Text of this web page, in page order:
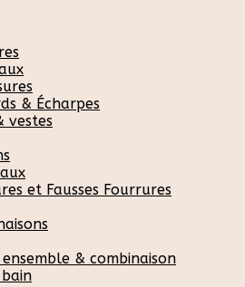
& Écharpes
vestes
et Fausses Fourrures
& combinaison